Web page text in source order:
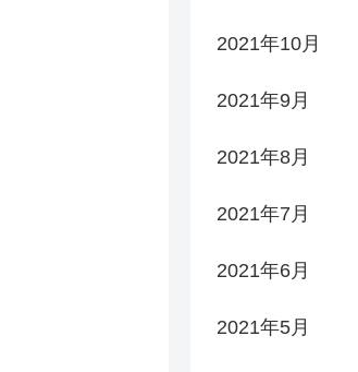
2021年10月
2021年9月
2021年8月
2021年7月
2021年6月
2021年5月